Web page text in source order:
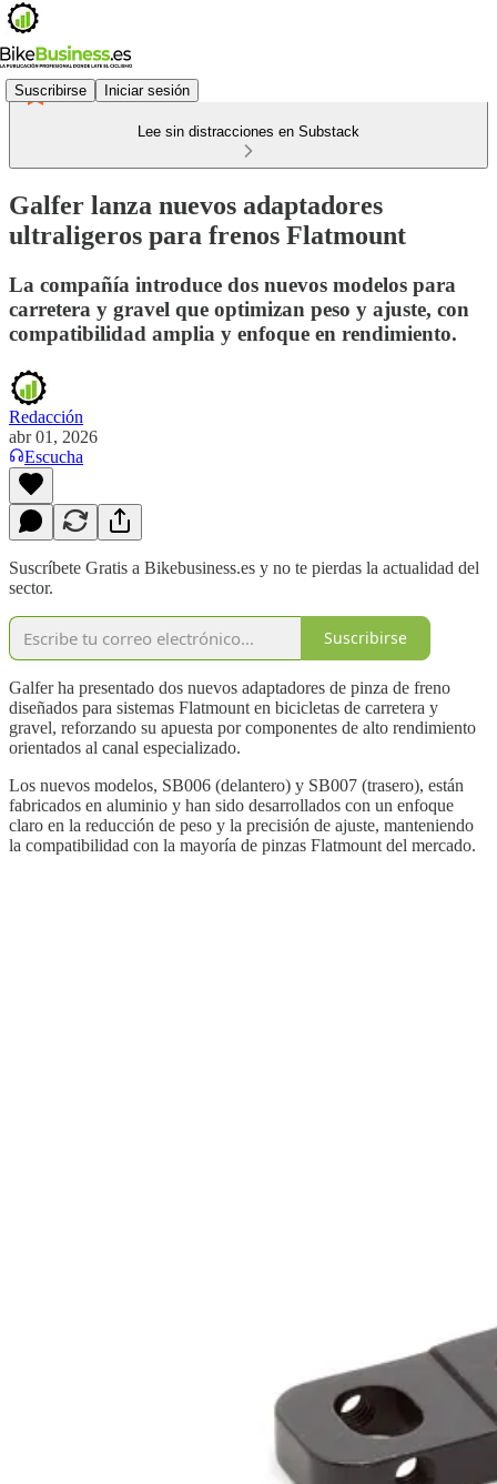
Suscribirse Iniciar sesión
Lee sin distracciones en Substack
Galfer lanza nuevos adaptadores
ultraligeros para frenos Flatmount
La compañía introduce dos nuevos modelos para
carretera y gravel que optimizan peso y ajuste, con
compatibilidad amplia y enfoque en rendimiento.
Redacción
abr 01, 2026
Escucha
Suscríbete Gratis a Bikebusiness.es y no te pierdas la actualidad del
sector.
Suscribirse
Galfer ha presentado dos nuevos adaptadores de pinza de freno
diseñados para sistemas Flatmount en bicicletas de carretera y
gravel, reforzando su apuesta por componentes de alto rendimiento
orientados al canal especializado.
Los nuevos modelos, SB006 (delantero) y SB007 (trasero), están
fabricados en aluminio y han sido desarrollados con un enfoque
claro en la reducción de peso y la precisión de ajuste, manteniendo
la compatibilidad con la mayoría de pinzas Flatmount del mercado.